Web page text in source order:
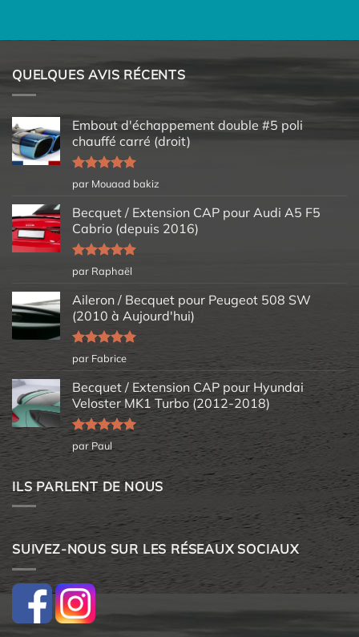
QUELQUES AVIS RÉCENTS
Embout d'échappement double #5 poli
chauffé carré (droit)
Note5sur
5
par Mouaad bakiz
Becquet / Extension CAP pour Audi A5 F5
Cabrio (depuis 2016)
Note5sur
5
par Raphaël
Aileron / Becquet pour Peugeot 508 SW
(2010 à Aujourd'hui)
Note5sur
5
par Fabrice
Becquet / Extension CAP pour Hyundai
Veloster MK1 Turbo (2012-2018)
Note5sur
5
par Paul
ILS PARLENT DE NOUS
SUIVEZ-NOUS SUR LES RÉSEAUX SOCIAUX